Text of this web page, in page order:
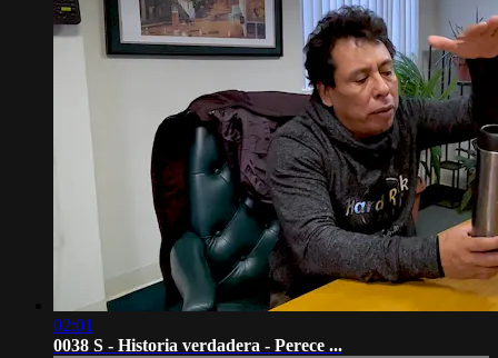
02:01
0038 S - Historia verdadera - Perece ...